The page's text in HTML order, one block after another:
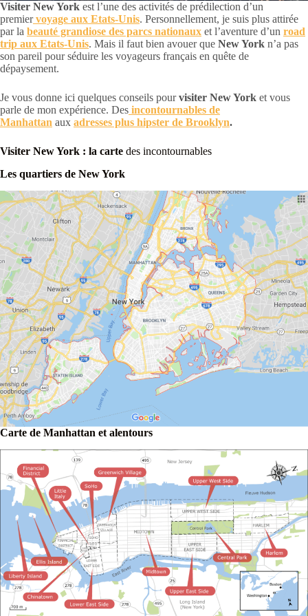
Visiter New York est l’une des activités de prédilection d’un
premiervoyage aux Etats-Unis. Personnellement, je suis plus attirée
par la beauté grandiose des parcs nationaux et l’aventure d’un road
trip aux Etats-Unis. Mais il faut bien avouer que New York n’a pas
son pareil pour séduire les voyageurs français en quête de
dépaysement.
Je vous donne ici quelques conseils pourvisiter New York et vous
parle de mon expérience. Des incontournables de
Manhattan aux adresses plus hipster de Brooklyn.
Visiter New York : la carte des incontournables
Les quartiers de New York
Carte de Manhattan et alentours